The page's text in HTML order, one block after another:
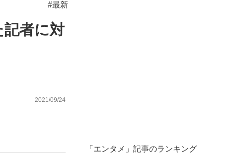
#最新
記者に対
2021/09/24
「エンタメ」記事のランキング